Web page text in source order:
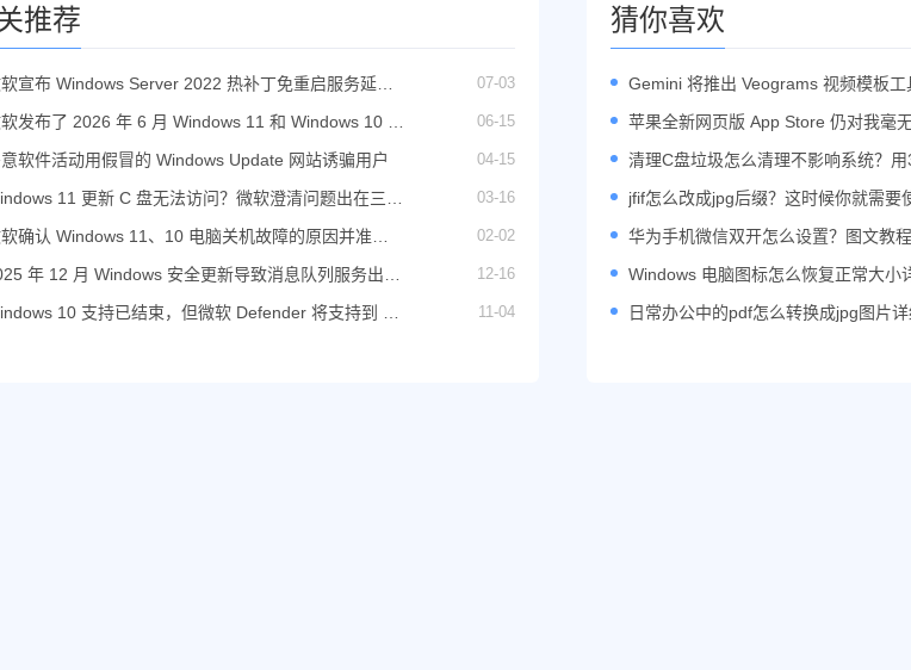
推荐
宣布 Windows Server 2022 热补丁免重启服务延至
07-03
发布了 2026 年 6 月 Windows 11 和 Windows 10 的
06-15
软件活动用假冒的 Windows Update 网站诱骗用户 04-15
11 更新 C 盘无法访问？微软澄清问题出在三星
03-16
确认 Windows 11、10 电脑关机故障的原因并准备
02-02
年 12 月 Windows 安全更新导致消息队列服务出现
12-16
10 支持已结束，但微软 Defender 将支持到 20
11-04
猜你喜欢
Gemini 将推出 Veograms 视频模板
苹果全新网页版 App Store 仍对我毫
清理C盘垃圾怎么清理不影响系统？
jfif怎么改成jpg后缀？这时候你就需要
华为手机微信双开怎么设置？图文教程
Windows 电脑图标怎么恢复正常大小
日常办公中的pdf怎么转换成jpg图片